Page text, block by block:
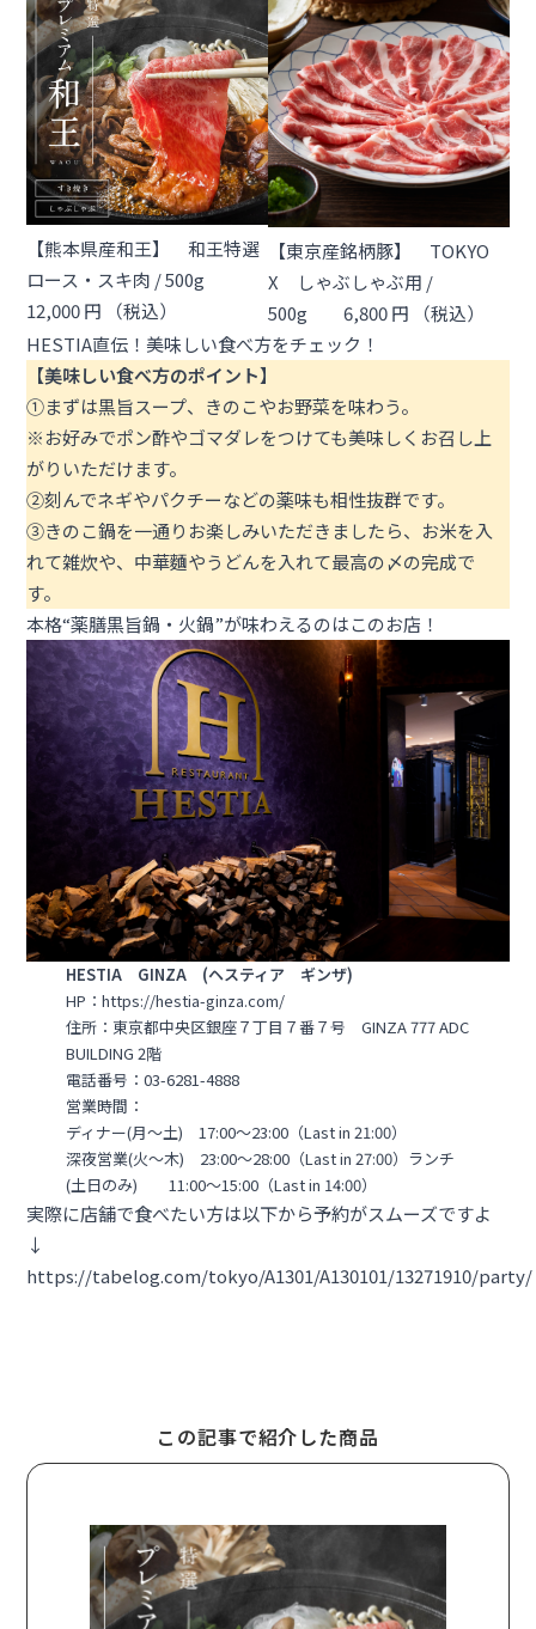
【熊本県産和王】 和王特選
ロース・スキ肉 / 500g
12,000 円 （税込）
【東京産銘柄豚】 TOKYO
X しゃぶしゃぶ用 /
500g 6,800 円 （税込）
HESTIA直伝！美味しい食べ方をチェック！
【美味しい食べ方のポイント】
①まずは黒旨スープ、きのこやお野菜を味わう。
※お好みでポン酢やゴマダレをつけても美味しくお召し上
がりいただけます。
②刻んでネギやパクチーなどの薬味も相性抜群です。
③きのこ鍋を一通りお楽しみいただきましたら、お米を入
れて雑炊や、中華麵やうどんを入れて最高の〆の完成で
す。
本格“薬膳黒旨鍋・火鍋”が味わえるのはこのお店！
HESTIA GINZA (ヘスティア ギンザ)
HP： https://hestia-ginza.com/
住所：東京都中央区銀座７丁目７番７号 GINZA 777 ADC
BUILDING 2階
電話番号：03-6281-4888
営業時間：
ディナー(月～土) 17:00～23:00（Last in 21:00）
深夜営業(火～木) 23:00～28:00（Last in 27:00）ランチ
(土日のみ) 11:00～15:00（Last in 14:00）
実際に店舗で食べたい方は以下から予約がスムーズですよ
↓
https://tabelog.com/tokyo/A1301/A130101/13271910/party/
この記事で紹介した商品